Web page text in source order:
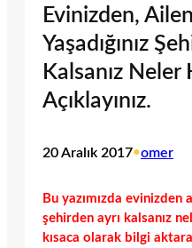
Evinizden,
Yaşadığınız
Kalsanız Neler
Açıklayınız.
20 Aralık 2017•omer
Bu yazımızda evinizden
şehirden ayrı kalsanız
kısaca olarak bilgi